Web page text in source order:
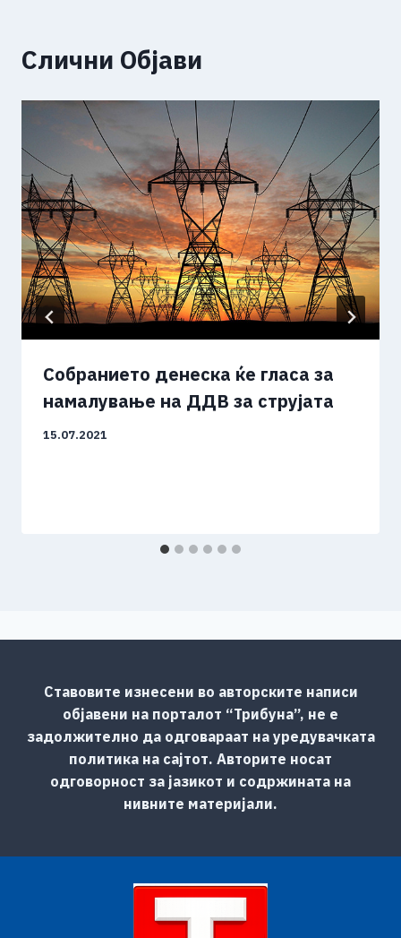
Слични Објави
Собранието денеска ќе гласа за
намалување на ДДВ за струјата
15.07.2021
Ставовите изнесени во авторските написи
објавени на порталот “Трибуна”, не е
задолжително да одговараат на уредувачката
политика на сајтот. Авторите носат
одговорност за јазикот и содржината на
нивните материјали.